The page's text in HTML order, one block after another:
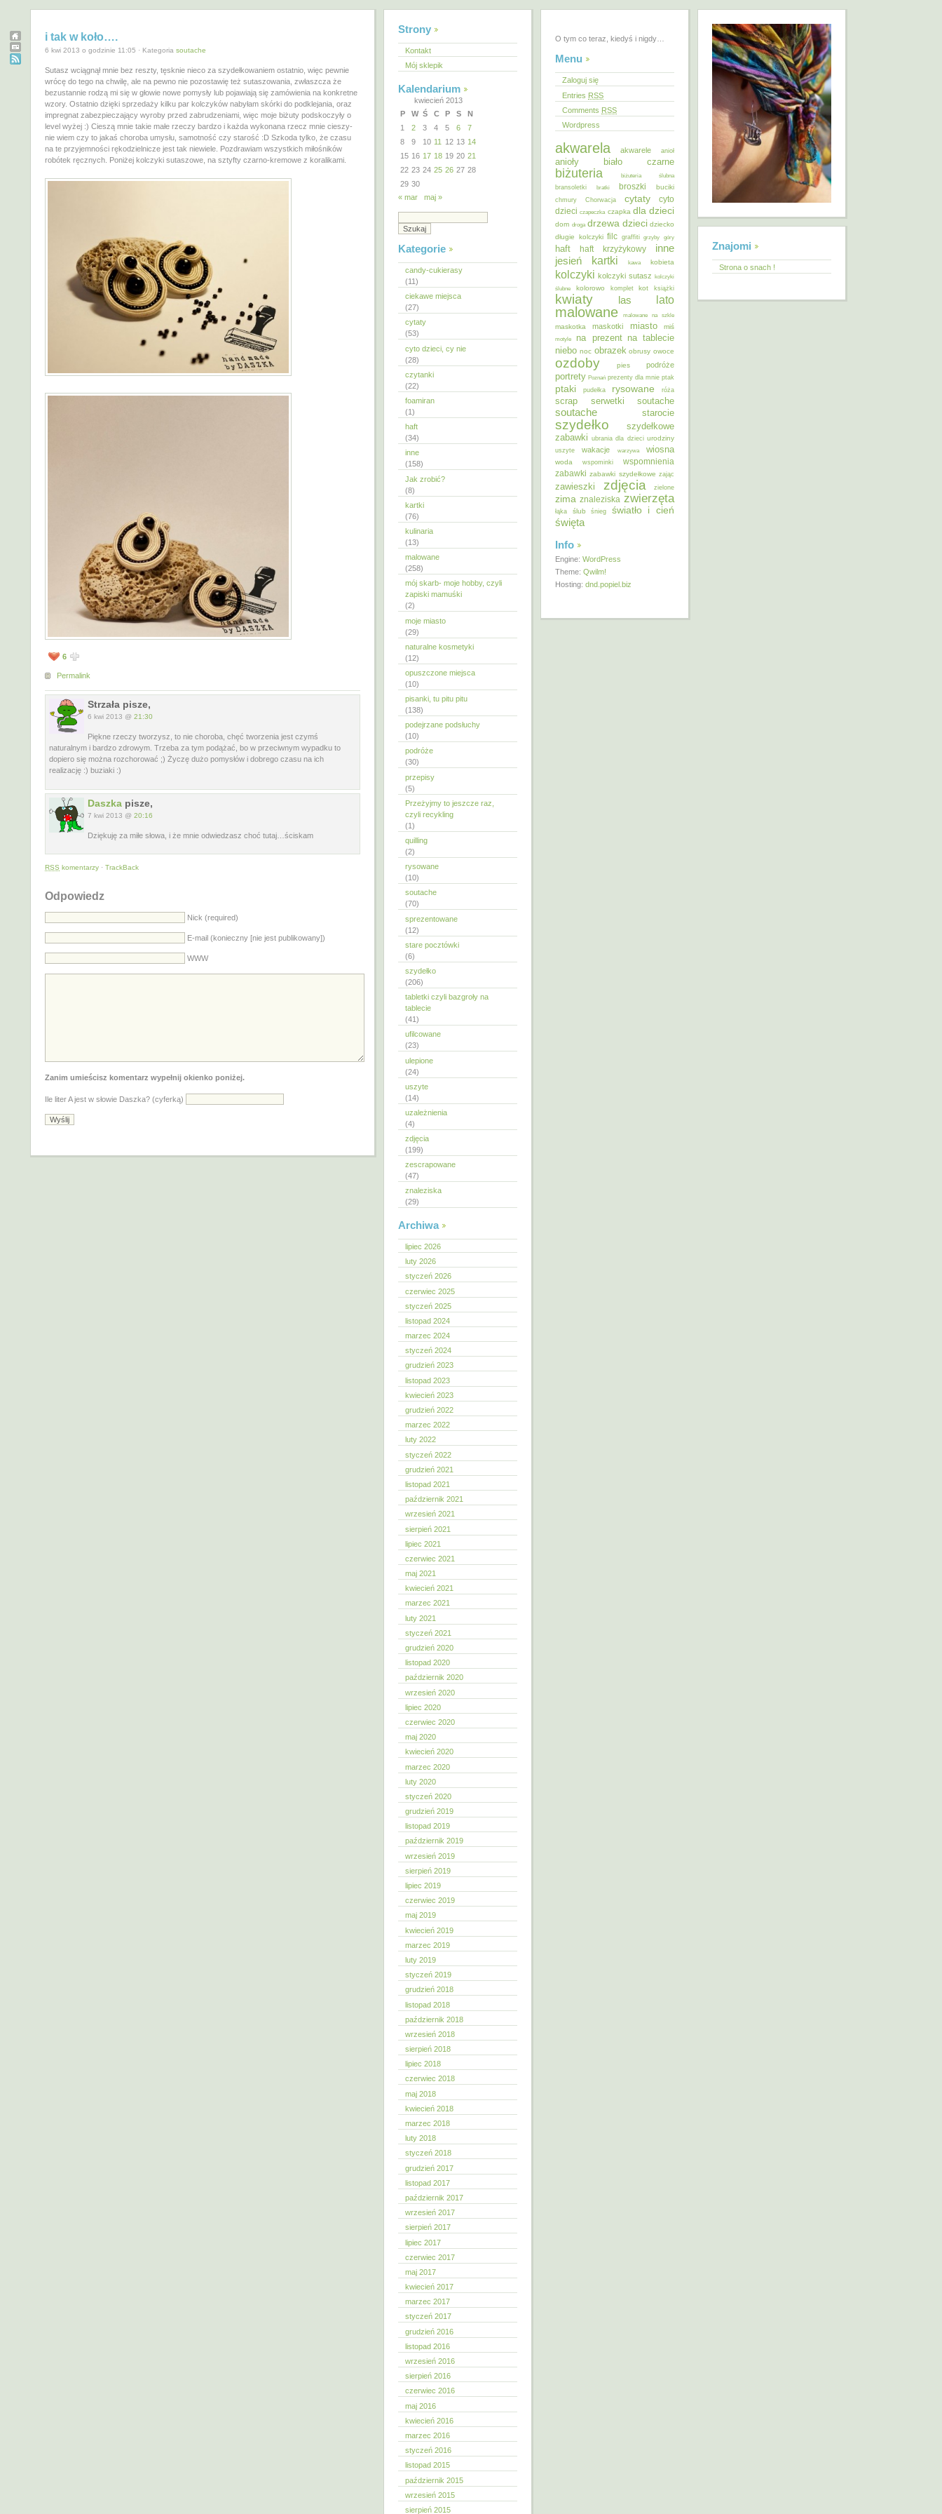
i tak w koło….
6 kwi 2013 o godzinie 11:05 · Kategoria soutache
Sutasz wciągnął mnie bez reszty, tęsknie nieco za szydełkowaniem ostatnio, więc pewnie
wrócę do tego na chwilę, ale na pewno nie pozostawię też sutaszowania, zwłaszcza że
bezustannie rodzą mi się w głowie nowe pomysły lub pojawiają się zamówienia na konkretne
wzory. Ostatnio dzięki sprzedaży kilku par kolczyków nabyłam skórki do podklejania, oraz
impregnat zabezpieczający wyroby przed zabrudzeniami, więc moje biżuty podskoczyły o
level wyżej :) Cieszą mnie takie małe rzeczy bardzo i każda wykonana rzecz mnie cieszy-
nie wiem czy to jakaś choroba umysłu, samotność czy starość :D Szkoda tylko, że czasu
na te przyjemności rękodzielnicze jest tak niewiele. Pozdrawiam wszystkich miłośników
robótek ręcznych. Poniżej kolczyki sutaszowe, na sztyfty czarno-kremowe z koralikami.
6
Permalink
Strzała pisze,
6 kwi 2013 @ 21:30
Piękne rzeczy tworzysz, to nie choroba, chęć tworzenia jest czymś
naturalnym i bardzo zdrowym. Trzeba za tym podążać, bo w przeciwnym wypadku to
dopiero się można rozchorować ;) Życzę dużo pomysłów i dobrego czasu na ich
realizację :) buziaki :)
Daszka pisze,
7 kwi 2013 @ 20:16
Dziękuję za miłe słowa, i że mnie odwiedzasz choć tutaj…ściskam
RSS komentarzy · TrackBack
Odpowiedz
Nick (required)
E-mail (konieczny [nie jest publikowany])
WWW
Zanim umieścisz komentarz wypełnij okienko poniżej.
Ile liter A jest w słowie Daszka? (cyferką)
Strony
Kontakt
Mój sklepik
Kalendarium
kwiecień 2013
P
W Ś C P S
N
1
2 3 4 5 6
7
8
9 10 11 12 13 14
15 16 17 18 19 20 21
22 23 24 25 26 27 28
29 30
« mar
maj »
Kategorie
candy-cukierasy
(11)
ciekawe miejsca
(27)
cytaty
(53)
cyto dzieci, cy nie
(28)
czytanki
(22)
foamiran
(1)
haft
(34)
inne
(158)
Jak zrobić?
(8)
kartki
(76)
kulinaria
(13)
malowane
(258)
mój skarb- moje hobby, czyli
zapiski mamuśki
(2)
moje miasto
(29)
naturalne kosmetyki
(12)
opuszczone miejsca
(10)
pisanki, tu pitu pitu
(138)
podejrzane podsłuchy
(10)
podróże
(30)
przepisy
(5)
Przeżyjmy to jeszcze raz,
czyli recykling
(1)
quilling
(2)
rysowane
(10)
soutache
(70)
sprezentowane
(12)
stare pocztówki
(6)
szydełko
(206)
tabletki czyli bazgroły na
tablecie
(41)
ufilcowane
(23)
ulepione
(24)
uszyte
(14)
uzależnienia
(4)
zdjęcia
(199)
zescrapowane
(47)
znaleziska
(29)
Archiwa
lipiec 2026
luty 2026
styczeń 2026
czerwiec 2025
styczeń 2025
listopad 2024
marzec 2024
styczeń 2024
grudzień 2023
listopad 2023
kwiecień 2023
grudzień 2022
marzec 2022
luty 2022
styczeń 2022
grudzień 2021
listopad 2021
październik 2021
wrzesień 2021
sierpień 2021
lipiec 2021
czerwiec 2021
maj 2021
kwiecień 2021
marzec 2021
luty 2021
styczeń 2021
grudzień 2020
listopad 2020
październik 2020
wrzesień 2020
lipiec 2020
czerwiec 2020
maj 2020
kwiecień 2020
marzec 2020
luty 2020
styczeń 2020
grudzień 2019
listopad 2019
październik 2019
wrzesień 2019
sierpień 2019
lipiec 2019
czerwiec 2019
maj 2019
kwiecień 2019
marzec 2019
luty 2019
styczeń 2019
grudzień 2018
listopad 2018
październik 2018
wrzesień 2018
sierpień 2018
lipiec 2018
czerwiec 2018
maj 2018
kwiecień 2018
marzec 2018
luty 2018
styczeń 2018
grudzień 2017
listopad 2017
październik 2017
wrzesień 2017
sierpień 2017
lipiec 2017
czerwiec 2017
maj 2017
kwiecień 2017
marzec 2017
styczeń 2017
grudzień 2016
listopad 2016
wrzesień 2016
sierpień 2016
czerwiec 2016
maj 2016
kwiecień 2016
marzec 2016
styczeń 2016
listopad 2015
październik 2015
wrzesień 2015
sierpień 2015
O tym co teraz, kiedyś i nigdy…
Menu
Zaloguj się
Entries RSS
Comments RSS
Wordpress
akwarela akwarele anioł
anioły biało czarne
biżuteria
biżuteria ślubna
bransoletki
bratki broszki buciki
chmury Chorwacja cytaty
cyto
dzieci czapeczka czapka dla dzieci
dom droga drzewa dzieci dziecko
długie kolczyki filc graffiti grzyby góry
haft haft krzyżykowy inne
jesień kartki kawa kobieta
kolczyki kolczyki sutasz kolczyki
ślubne
kolorowo komplet kot książki
kwiaty las lato
malowane malowane na szkle
maskotka maskotki miasto miś
motyle na prezent na tablecie
niebo noc obrazek obrusy owoce
ozdoby pies podróże
portrety Poznań prezenty dla mnie ptak
ptaki pudełka rysowane róża
scrap serwetki soutache
soutache starocie
szydełko
szydełkowe
zabawki ubrania dla dzieci urodziny
uszyte wakacje warzywa wiosna
woda wspominki
wspomnienia
zabawki zabawki szydełkowe zając
zawieszki zdjęcia zielone
zima znaleziska zwierzęta
łąka ślub śnieg światło i cień
święta
Info
Engine: WordPress
Theme: Qwilm!
Hosting: dnd.popiel.biz
Znajomi
Strona o snach !